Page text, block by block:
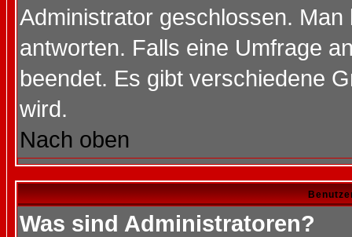
Administrator geschlossen.
antworten. Falls eine Umfrage
beendet. Es gibt verschiedene
wird.
Nach oben
Was sind Administratoren?